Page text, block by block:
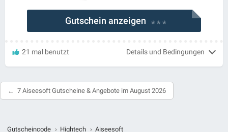
Gutschein anzeigen * * *
21 mal benutzt Details und Bedingungen
7 Aiseesoft Gutscheine & Angebote im August 2026
Gutscheincode › Hightech › Aiseesoft